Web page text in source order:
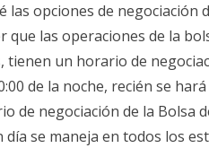
las opciones de negociación
que las operaciones de la
tienen un horario de
de la noche, recién se
de negociación de la Bolsa
se maneja en todos los